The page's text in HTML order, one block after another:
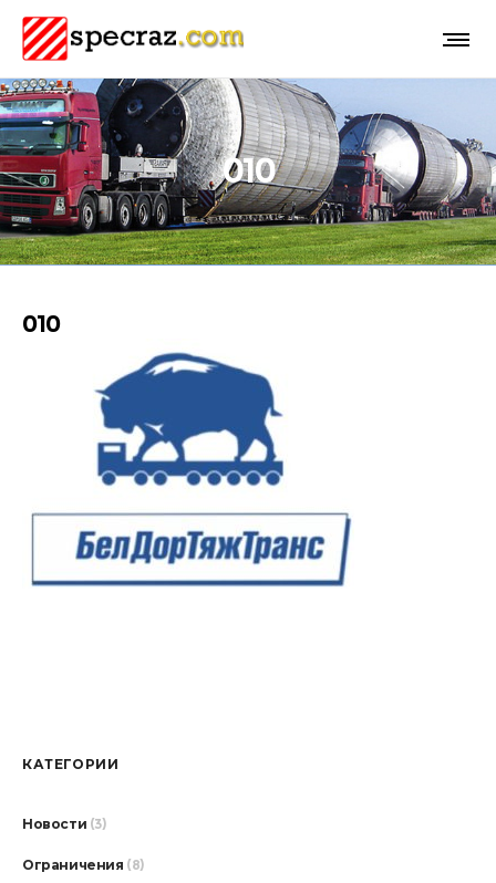
010
010
КАТЕГОРИИ
Новости (3)
Ограничения (8)